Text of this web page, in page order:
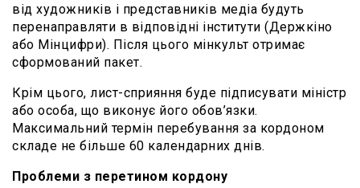
від художників і представників медіа будуть
перенаправляти в відповідні інститути (Держкіно
або Мінцифри). Після цього мінкульт отримає
сформований пакет.
Крім цього, лист-сприяння буде підписувати міністр
або особа, що виконує його обов’язки.
Максимальний термін перебування за кордоном
складе не більше 60 календарних днів.
Проблеми з перетином кордону